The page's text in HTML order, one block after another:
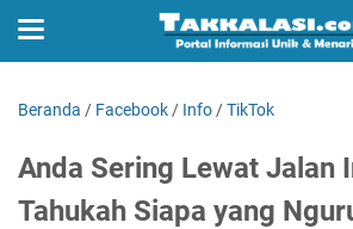
Beranda / Facebook / Info /TikTok
Anda Sering Lewat Jalan
Tahukah Siapa yang